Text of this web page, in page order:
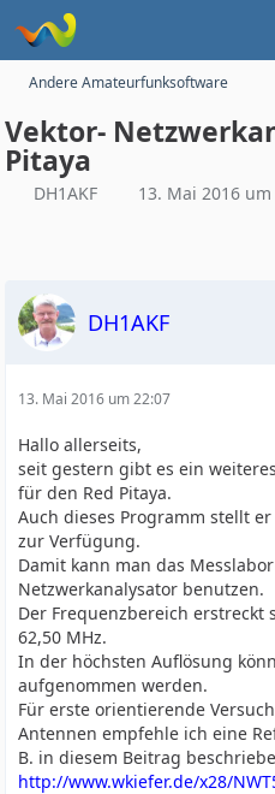
Andere Amateurfunksoftware
Vektor-
Pitaya
DH1AKF 13. Mai 2016
DH1AKF
13. Mai 2016 um 22:07
Hallo allerseits,
seit gestern gibt es ein
für den Red Pitaya.
Auch dieses Programm stellt
zur Verfügung.
Damit kann man das
Netzwerkanalysator benutzen.
Der Frequenzbereich erstreckt
62,50 MHz.
In der höchsten Auflösung
aufgenommen werden.
Für erste orientierende
Antennen empfehle ich eine
B. in diesem Beitrag
http://www.wkiefer.de/x28/